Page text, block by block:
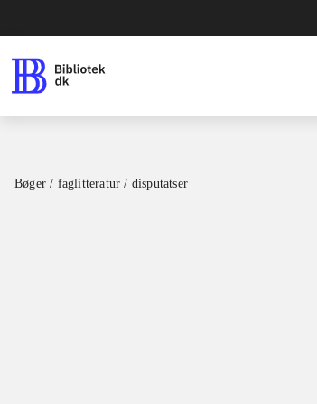
Bøger / faglitteratur / disputatser